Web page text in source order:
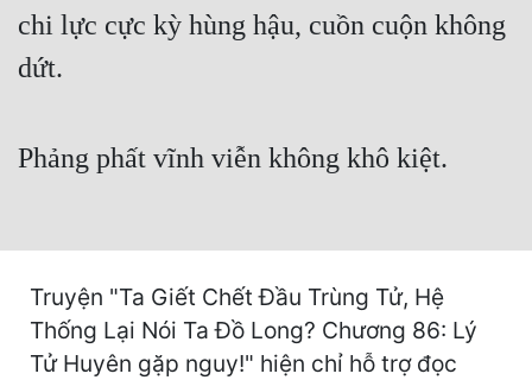
Du Hí
Dã Sử
Dị Năng
Góc Nhìn Nữ
Huyền Huyễn
chi lực cực kỳ hùng hậu, cuồn cuộn không
dứt.
Phảng phất vĩnh viễn không khô kiệt.
Truyện "Ta Giết Chết Đầu Trùng Tử, Hệ
Thống Lại Nói Ta Đồ Long? Chương 86: Lý
Tử Huyên gặp nguy!" hiện chỉ hỗ trợ đọc